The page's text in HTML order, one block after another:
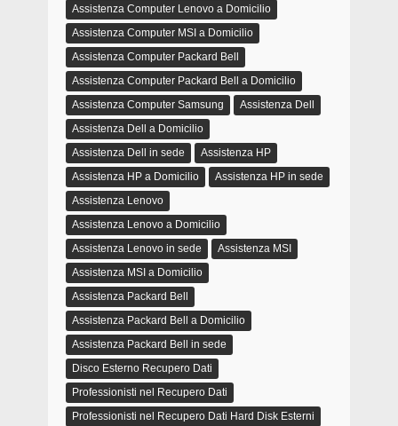
Assistenza Computer Lenovo a Domicilio
Assistenza Computer MSI a Domicilio
Assistenza Computer Packard Bell
Assistenza Computer Packard Bell a Domicilio
Assistenza Computer Samsung
Assistenza Dell
Assistenza Dell a Domicilio
Assistenza Dell in sede
Assistenza HP
Assistenza HP a Domicilio
Assistenza HP in sede
Assistenza Lenovo
Assistenza Lenovo a Domicilio
Assistenza Lenovo in sede
Assistenza MSI
Assistenza MSI a Domicilio
Assistenza Packard Bell
Assistenza Packard Bell a Domicilio
Assistenza Packard Bell in sede
Disco Esterno Recupero Dati
Professionisti nel Recupero Dati
Professionisti nel Recupero Dati Hard Disk Esterni